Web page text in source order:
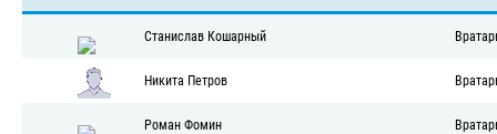
Станислав Кошарный
Никита Петров
Роман Фомин